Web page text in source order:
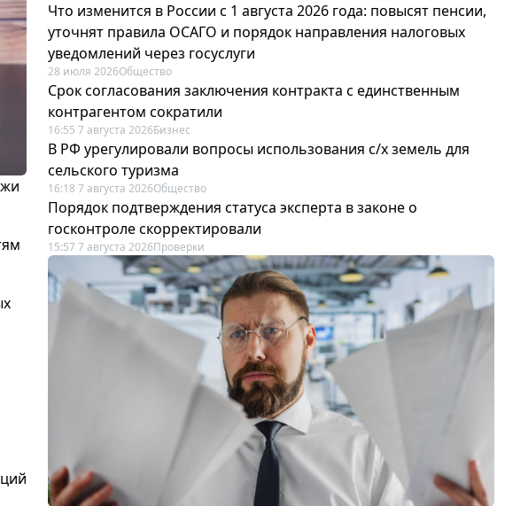
Что изменится в России с 1 августа 2026 года: повысят пенсии,
уточнят правила ОСАГО и порядок направления налоговых
уведомлений через госуслуги
28 июля 2026Общество
Срок согласования заключения контракта с единственным
контрагентом сократили
16:55 7 августа 2026Бизнес
В РФ урегулировали вопросы использования с/х земель для
сельского туризма
16:18 7 августа 2026Общество
Порядок подтверждения статуса эксперта в законе о
госконтроле скорректировали
15:57 7 августа 2026Проверки